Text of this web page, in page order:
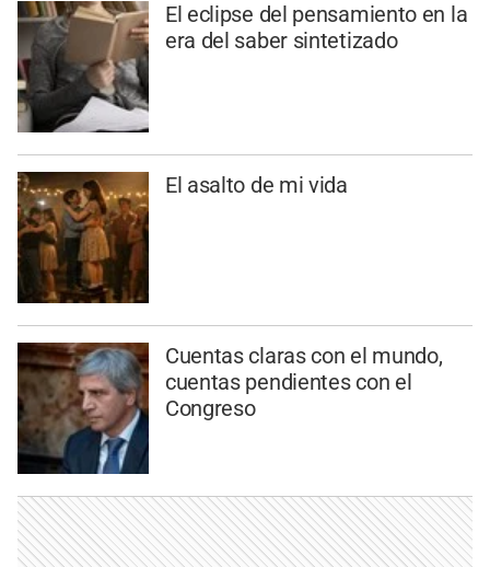
El eclipse del pensamiento en la
era del saber sintetizado
El asalto de mi vida
Cuentas claras con el mundo,
cuentas pendientes con el
Congreso